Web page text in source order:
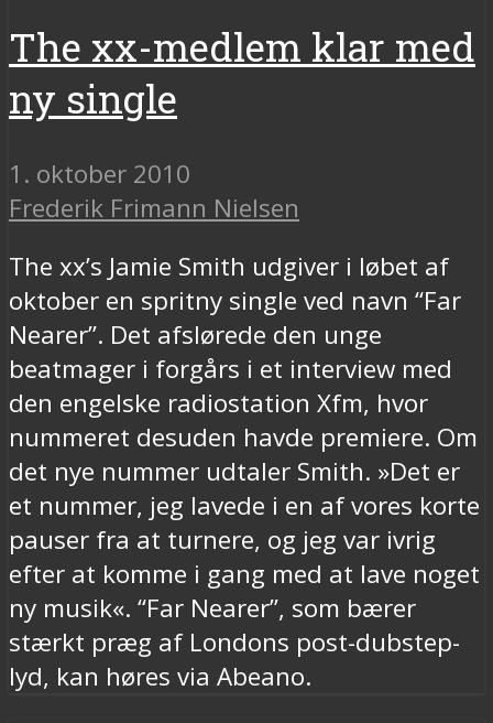
The xx-medlem klar med
ny single
1. oktober 2010
Frederik Frimann Nielsen
The xx’s Jamie Smith udgiver i løbet af
oktober en spritny single ved navn “Far
Nearer”. Det afslørede den unge
beatmager i forgårs i et interview med
den engelske radiostation Xfm, hvor
nummeret desuden havde premiere. Om
det nye nummer udtaler Smith. »Det er
et nummer, jeg lavede i en af vores korte
pauser fra at turnere, og jeg var ivrig
efter at komme i gang med at lave noget
ny musik«. “Far Nearer”, som bærer
stærkt præg af Londons post-dubstep-
lyd, kan høres via Abeano.